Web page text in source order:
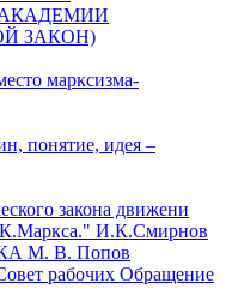
ЗАКОН)
марксизма-
понятие, идея –
закона движени
И.К.Смирнов
М. В. Попов
рабочих Обращение